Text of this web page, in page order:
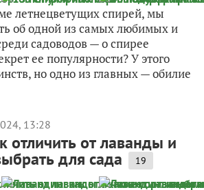
летнецветущих спирей, мы
об одной из самых любимых и
садоводов — о спирее
ее популярности? У этого
но одно из главных — обилие
13:28
отличить от лаванды и
для сада 19